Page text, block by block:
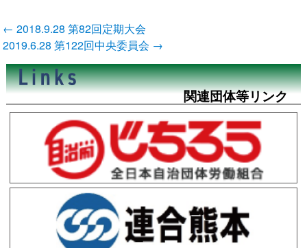
投
稿
ナ
ビ
ゲ
ー
シ
← 2018.9.28 第82回定期大会
2019.6.28 第122回中央委員会 →
関連団体等リンク